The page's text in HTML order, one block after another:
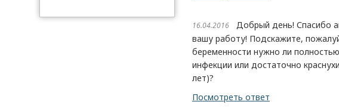
16.04.2016 Добрый день! Спасибо
вашу работу! Подскажите,
беременности нужно ли
инфекции или достаточно
лет)?
Посмотреть ответ